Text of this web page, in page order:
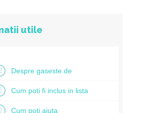
utile
Despre gaseste.de
Cum poti fi inclus in lista
Cum poti ajuta